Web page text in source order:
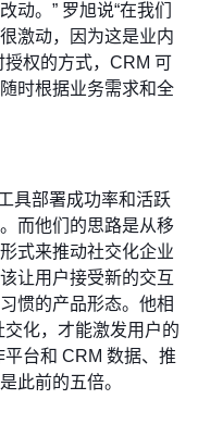
动。” 罗旭说“在我们
激动，因为这是业内
授权的方式，CRM 可
时根据业务需求和全
具部署成功率和活跃
而他们的思路是从移
式来推动社交化企业
让用户接受新的交互
惯的产品形态。他相
化，才能激发用户的
台和 CRM 数据、推
此前的五倍。